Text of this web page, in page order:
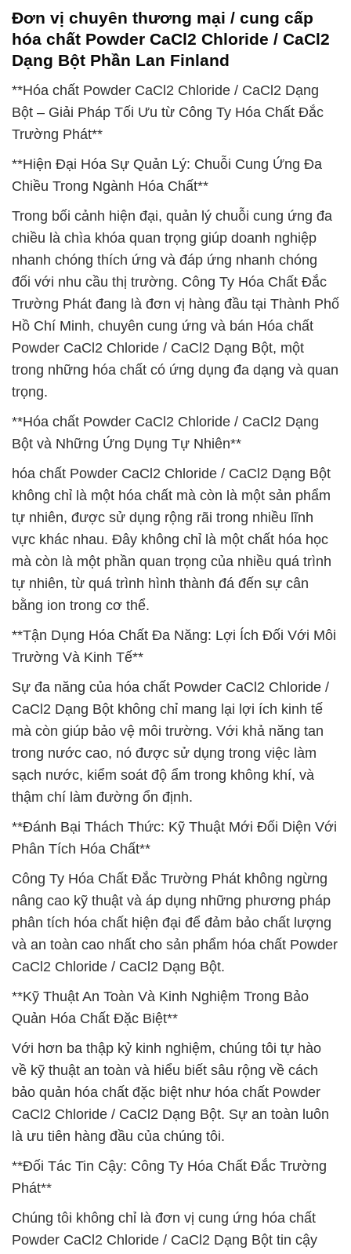
Đơn vị chuyên thương mại / cung cấp
hóa chất Powder CaCl2 Chloride / CaCl2
Dạng Bột Phần Lan Finland
**Hóa chất Powder CaCl2 Chloride / CaCl2 Dạng
Bột – Giải Pháp Tối Ưu từ Công Ty Hóa Chất Đắc
Trường Phát**
**Hiện Đại Hóa Sự Quản Lý: Chuỗi Cung Ứng Đa
Chiều Trong Ngành Hóa Chất**
Trong bối cảnh hiện đại, quản lý chuỗi cung ứng đa
chiều là chìa khóa quan trọng giúp doanh nghiệp
nhanh chóng thích ứng và đáp ứng nhanh chóng
đối với nhu cầu thị trường. Công Ty Hóa Chất Đắc
Trường Phát đang là đơn vị hàng đầu tại Thành Phố
Hồ Chí Minh, chuyên cung ứng và bán Hóa chất
Powder CaCl2 Chloride / CaCl2 Dạng Bột, một
trong những hóa chất có ứng dụng đa dạng và quan
trọng.
**Hóa chất Powder CaCl2 Chloride / CaCl2 Dạng
Bột và Những Ứng Dụng Tự Nhiên**
hóa chất Powder CaCl2 Chloride / CaCl2 Dạng Bột
không chỉ là một hóa chất mà còn là một sản phẩm
tự nhiên, được sử dụng rộng rãi trong nhiều lĩnh
vực khác nhau. Đây không chỉ là một chất hóa học
mà còn là một phần quan trọng của nhiều quá trình
tự nhiên, từ quá trình hình thành đá đến sự cân
bằng ion trong cơ thể.
**Tận Dụng Hóa Chất Đa Năng: Lợi Ích Đối Với Môi
Trường Và Kinh Tế**
Sự đa năng của hóa chất Powder CaCl2 Chloride /
CaCl2 Dạng Bột không chỉ mang lại lợi ích kinh tế
mà còn giúp bảo vệ môi trường. Với khả năng tan
trong nước cao, nó được sử dụng trong việc làm
sạch nước, kiểm soát độ ẩm trong không khí, và
thậm chí làm đường ổn định.
**Đánh Bại Thách Thức: Kỹ Thuật Mới Đối Diện Với
Phân Tích Hóa Chất**
Công Ty Hóa Chất Đắc Trường Phát không ngừng
nâng cao kỹ thuật và áp dụng những phương pháp
phân tích hóa chất hiện đại để đảm bảo chất lượng
và an toàn cao nhất cho sản phẩm hóa chất Powder
CaCl2 Chloride / CaCl2 Dạng Bột.
**Kỹ Thuật An Toàn Và Kinh Nghiệm Trong Bảo
Quản Hóa Chất Đặc Biệt**
Với hơn ba thập kỷ kinh nghiệm, chúng tôi tự hào
về kỹ thuật an toàn và hiểu biết sâu rộng về cách
bảo quản hóa chất đặc biệt như hóa chất Powder
CaCl2 Chloride / CaCl2 Dạng Bột. Sự an toàn luôn
là ưu tiên hàng đầu của chúng tôi.
**Đối Tác Tin Cậy: Công Ty Hóa Chất Đắc Trường
Phát**
Chúng tôi không chỉ là đơn vị cung ứng hóa chất
Powder CaCl2 Chloride / CaCl2 Dạng Bột tin cậy